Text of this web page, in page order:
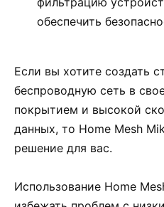
обеспечить
Если вы хотите создать
беспроводную сеть в
покрытием и высокой
данных, то Home Mesh
решение для вас.
Использование Home